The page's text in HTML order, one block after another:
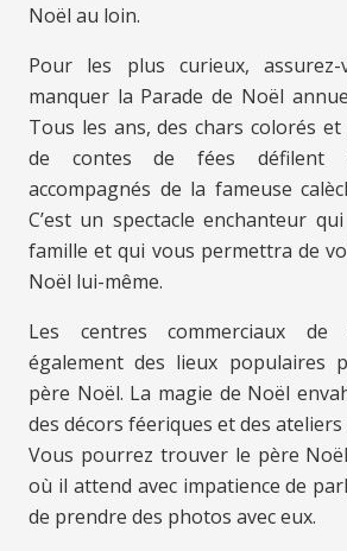
Noël au loin.
Pour les plus curieux,
manquer la Parade de Noël
Tous les ans, des chars colorés
de contes de fées défilent
accompagnés de la fameuse
C’est un spectacle enchanteur
famille et qui vous permettra de
Noël lui-même.
Les centres commerciaux de
également des lieux populaires
père Noël. La magie de Noël
des décors féeriques et des
Vous pourrez trouver le père
où il attend avec impatience de
de prendre des photos avec eux.